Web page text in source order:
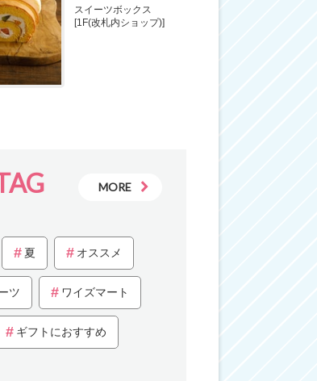
スイーツボックス
[1F(改札内ショップ)]
MORE
夏 オススメ
ツ ワイズマート
ギフトにおすすめ